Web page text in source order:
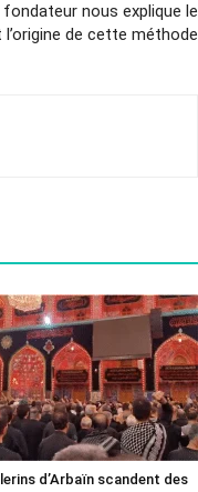
fondateur nous explique le
de cette méthode
d’Arbaïn scandent des